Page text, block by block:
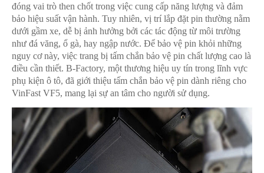
đóng vai trò then chốt trong việc cung cấp năng lượng và đảm
bảo hiệu suất vận hành. Tuy nhiên, vị trí lắp đặt pin thường nằm
dưới gầm xe, dễ bị ảnh hưởng bởi các tác động từ môi trường
như đá văng, ổ gà, hay ngập nước. Để bảo vệ pin khỏi những
nguy cơ này, việc trang bị tấm chắn bảo vệ pin chất lượng cao là
điều cần thiết. B-Factory, một thương hiệu uy tín trong lĩnh vực
phụ kiện ô tô, đã giới thiệu tấm chắn bảo vệ pin dành riêng cho
VinFast VF5, mang lại sự an tâm cho người sử dụng.